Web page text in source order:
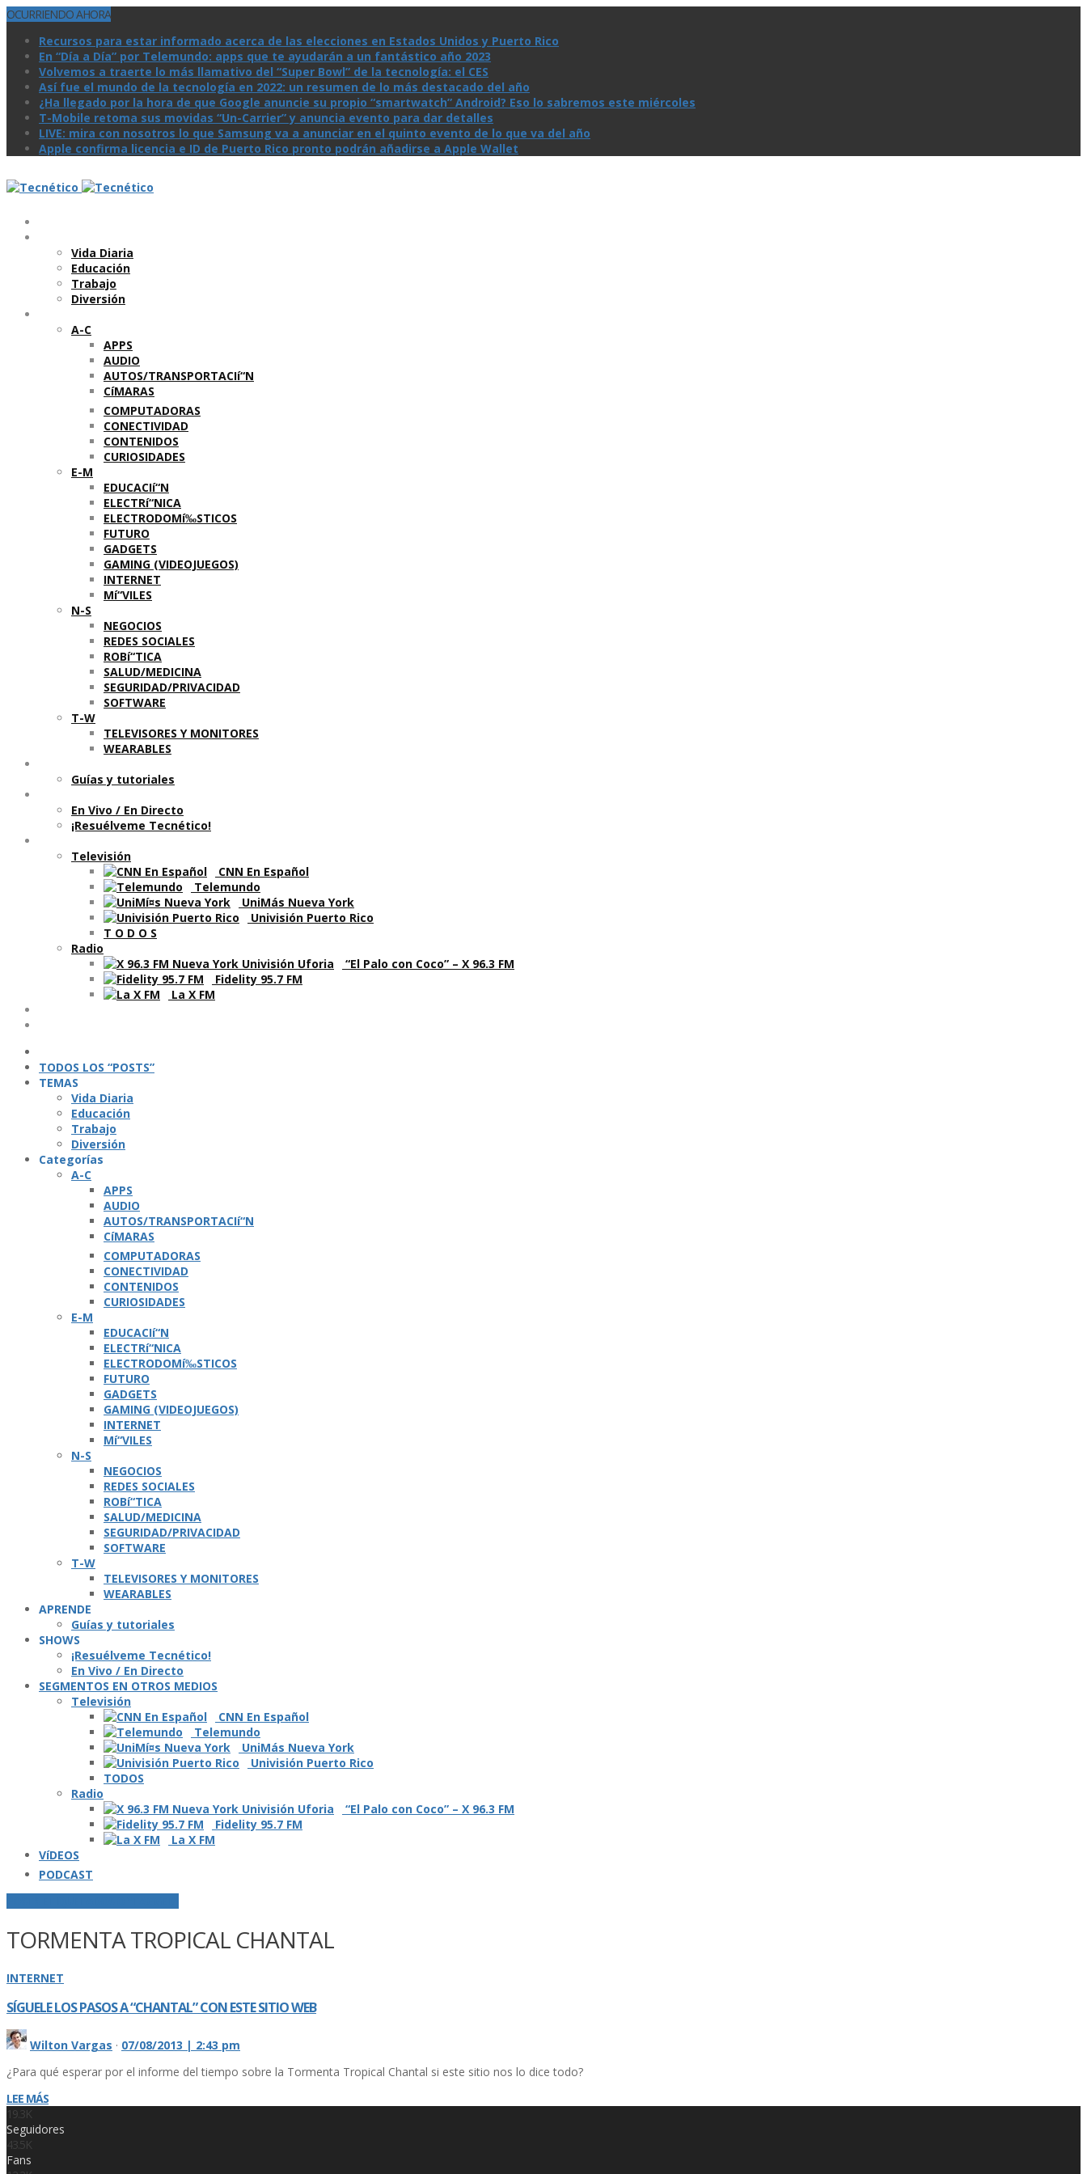
OCURRIENDO AHORA
Recursos para estar informado acerca de las elecciones en Estados Unidos y Puerto Rico
En “Día a Día” por Telemundo: apps que te ayudarán a un fantástico año 2023
Volvemos a traerte lo más llamativo del “Super Bowl” de la tecnologí­a: el CES
Así­ fue el mundo de la tecnologí­a en 2022: un resumen de lo más destacado del año
¿Ha llegado por la hora de que Google anuncie su propio “smartwatch” Android? Eso lo sabremos este miércoles
T-Mobile retoma sus movidas “Un-Carrier” y anuncia evento para dar detalles
LIVE: mira con nosotros lo que Samsung va a anunciar en el quinto evento de lo que va del año
Apple confirma licencia e ID de Puerto Rico pronto podrán añadirse a Apple Wallet
Vida Diaria
Educación
Trabajo
Diversión
A-C
APPS
AUDIO
AUTOS/TRANSPORTACIí“N
CíMARAS
COMPUTADORAS
CONECTIVIDAD
CONTENIDOS
CURIOSIDADES
E-M
EDUCACIí“N
ELECTRí“NICA
ELECTRODOMí‰STICOS
FUTURO
GADGETS
GAMING (VIDEOJUEGOS)
INTERNET
Mí“VILES
N-S
NEGOCIOS
REDES SOCIALES
ROBí“TICA
SALUD/MEDICINA
SEGURIDAD/PRIVACIDAD
SOFTWARE
T-W
TELEVISORES Y MONITORES
WEARABLES
Guí­as y tutoriales
En Vivo / En Directo
¡Resuélveme Tecnético!
Televisión
CNN En Español
Telemundo
UniMás Nueva York
Univisión Puerto Rico
T O D O S
Radio
“El Palo con Coco” – X 96.3 FM
Fidelity 95.7 FM
La X FM
TODOS LOS “POSTS”
TEMAS
Vida Diaria
Educación
Trabajo
Diversión
Categorí­as
A-C
APPS
AUDIO
AUTOS/TRANSPORTACIí“N
CíMARAS
COMPUTADORAS
CONECTIVIDAD
CONTENIDOS
CURIOSIDADES
E-M
EDUCACIí“N
ELECTRí“NICA
ELECTRODOMí‰STICOS
FUTURO
GADGETS
GAMING (VIDEOJUEGOS)
INTERNET
Mí“VILES
N-S
NEGOCIOS
REDES SOCIALES
ROBí“TICA
SALUD/MEDICINA
SEGURIDAD/PRIVACIDAD
SOFTWARE
T-W
TELEVISORES Y MONITORES
WEARABLES
APRENDE
Guí­as y tutoriales
SHOWS
¡Resuélveme Tecnético!
En Vivo / En Directo
SEGMENTOS EN OTROS MEDIOS
Televisión
CNN En Español
Telemundo
UniMás Nueva York
Univisión Puerto Rico
TODOS
Radio
“El Palo con Coco” – X 96.3 FM
Fidelity 95.7 FM
La X FM
VíDEOS
PODCAST
TORMENTA TROPICAL CHANTAL
INTERNET
SÍ­GUELE LOS PASOS A “CHANTAL” CON ESTE SITIO WEB
Wilton Vargas · 07/08/2013 | 2:43 pm
¿Para qué esperar por el informe del tiempo sobre la Tormenta Tropical Chantal si este sitio nos lo dice todo?
LEE MÁS
19.3K
Seguidores
43.5K
Fans